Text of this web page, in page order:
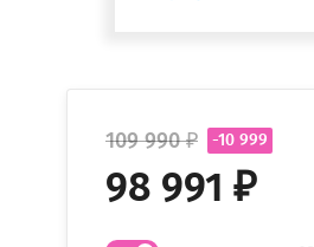
-10 999
109 990 ₽
98 991 ₽